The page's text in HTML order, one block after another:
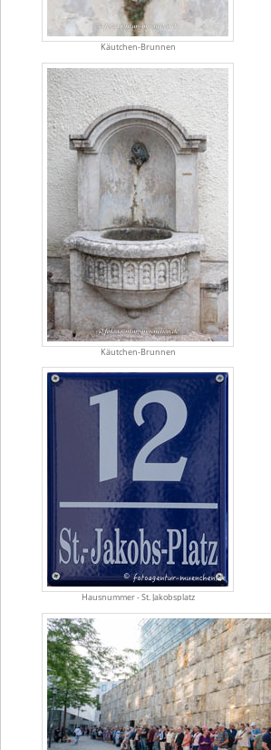
Käutchen-Brunnen
Käutchen-Brunnen
Hausnummer - St. Jakobsplatz